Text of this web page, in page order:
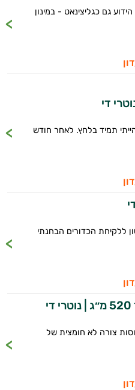
הידוע גם כגליצינאט - במינון
די
תמיד בלחץ. לאחר חודש
ללקיחת הכדורים הבחנתי
צורה לא חומצית של